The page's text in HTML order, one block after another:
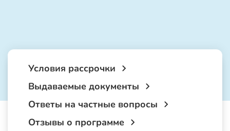
Условия рассрочки
Выдаваемые документы
Ответы на частные вопросы
Отзывы о программе